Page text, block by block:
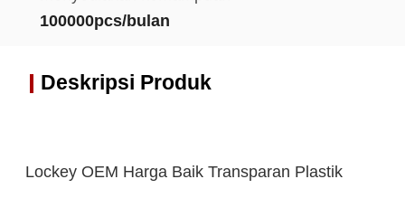
100000pcs/bulan
Deskripsi Produk
Lockey OEM Harga Baik Transparan Plastik